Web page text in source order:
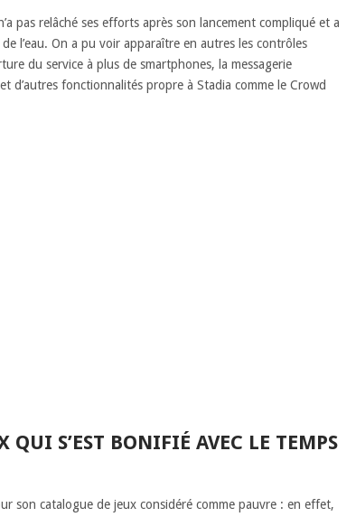
pas relâché ses efforts après son lancement compliqué et a
l’eau. On a pu voir apparaître en autres les contrôles
du service à plus de smartphones, la messagerie
d’autres fonctionnalités propre à Stadia comme le Crowd
QUI S’EST BONIFIÉ AVEC LE TEMPS
son catalogue de jeux considéré comme pauvre : en effet,